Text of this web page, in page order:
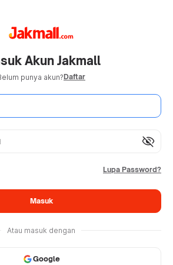
Akun Jakmall
punya akun?Daftar
visibility_off
Lupa Password?
Masuk
Atau masuk dengan
Google